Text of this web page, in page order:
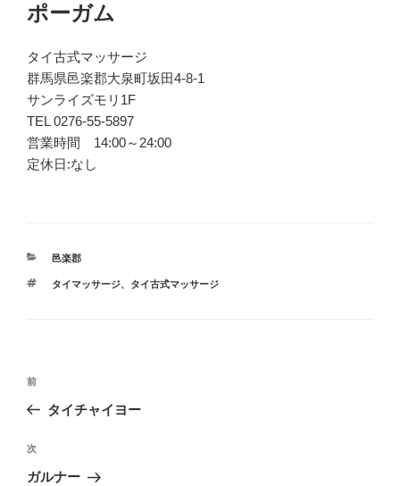
ポーガム
タイ古式マッサージ
群馬県邑楽郡大泉町坂田4-8-1
サンライズモリ1F
TEL 0276-55-5897
営業時間 14:00～24:00
定休日:なし
カ
ゴ
邑楽郡
タ
タイマッサージ、 タイ古式マッサージ
投
ビ
ゲ
前
の
稿
前
タイチャイヨー
次
の
次
ガルナー